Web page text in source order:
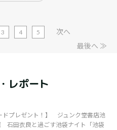
3 4 5
次へ
最後へ ≫
レポート
ドプレゼント！】 ジュンク堂書店池
石田衣良と過ごす池袋ナイト「池袋